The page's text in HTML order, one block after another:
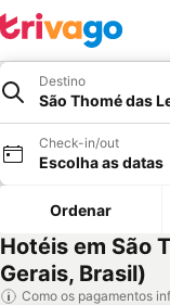
Destino
São Thomé das
Check-in/out
Escolha as datas
Ordenar
Hotéis em São
Gerais, Brasil)
Como os pagamentos